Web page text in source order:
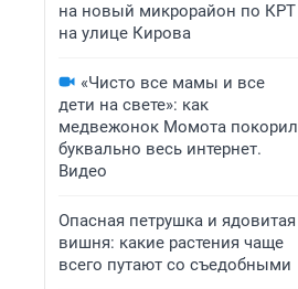
на новый микрорайон по КРТ
на улице Кирова
«Чисто все мамы и все
дети на свете»: как
медвежонок Момота покорил
буквально весь интернет.
Видео
Опасная петрушка и ядовитая
вишня: какие растения чаще
всего путают со съедобными